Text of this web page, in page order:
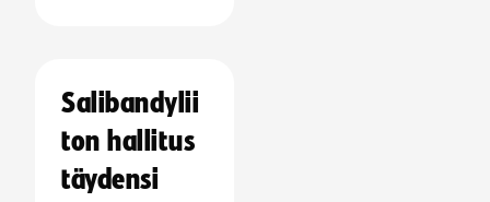
Salibandylii
ton hallitus
täydensi